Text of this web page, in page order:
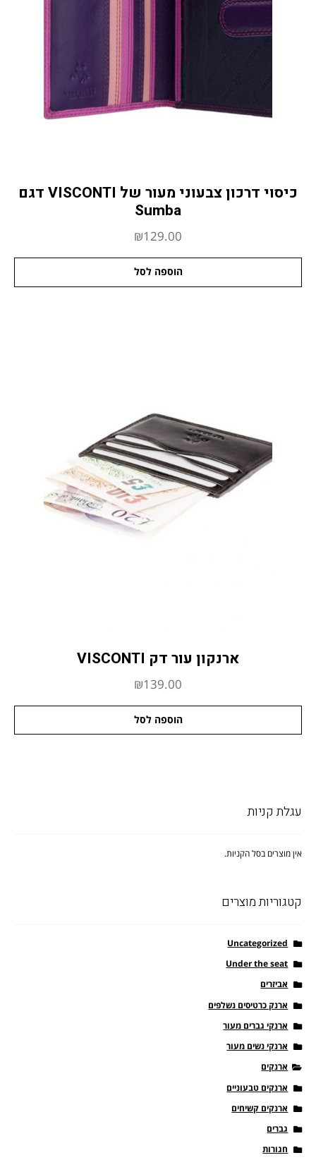
כיסוי דרכון צבעוני מעור של VISCONTI דגם
Sumba
₪129.00
הוספה לסל
ארנקון עור דק VISCONTI
₪139.00
הוספה לסל
עגלת קניות
אין מוצרים בסל הקניות.
קטגוריות מוצרים
Uncategorized
Under the seat
אביזרים
ארנק כרטיסים נשלפים
ארנקי גברים מעור
ארנקי נשים מעור
ארנקים
ארנקים טבעוניים
ארנקים קשיחים
גברים
חגורות